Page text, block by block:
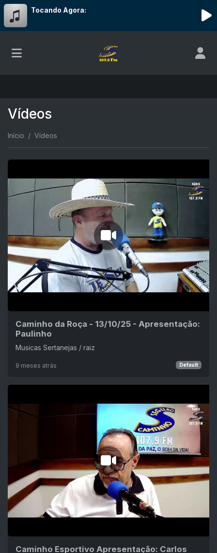
Tocando Agora:
Vídeos
Início Vídeos
Caminho da Roça - 13/10/25 - Apresentação:
Paulinho
Musicas Sertanejas / raiz
9 meses atrás Default
Caminho Esportivo Apresentação: Carlos